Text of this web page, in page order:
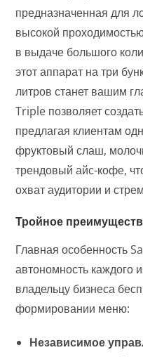
предназначенная для
высокой
в выдаче большого
этот аппарат на три
литров станет вашим
Triple позволяет
предлагая клиентам
фруктовый слаш,
трендовый айс-кофе,
охват аудитории и
Тройное
Главная особенность
автономность каждого
владельцу бизнеса
формировании меню:
Независимое